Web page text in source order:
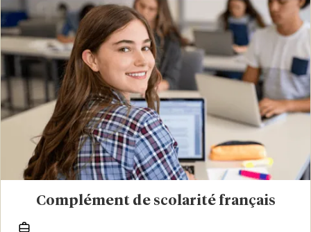
Complément de scolarité français